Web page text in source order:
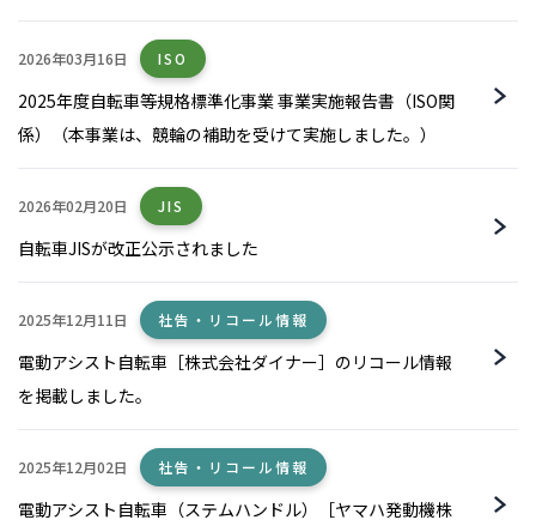
2026年03月16日 ISO
2025年度自転車等規格標準化事業 事業実施報告書（ISO関
係）（本事業は、競輪の補助を受けて実施しました。）
2026年02月20日 JIS
自転車JISが改正公示されました
2025年12月11日 社告・リコール情報
電動アシスト自転車［株式会社ダイナー］のリコール情報
を掲載しました。
2025年12月02日 社告・リコール情報
電動アシスト自転車（ステムハンドル）［ヤマハ発動機株